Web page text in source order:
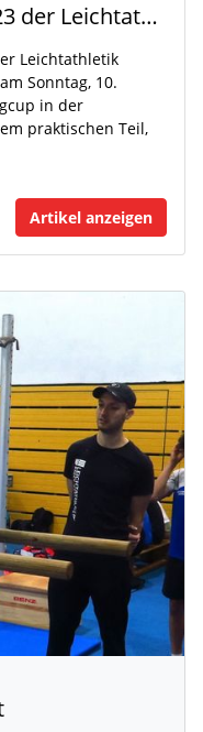
Mehrfach-Sprungcup 2023 der Leichtathletik Baden-Württemberg
Leichtathletik
Sonntag, 10.
in der
praktischen Teil,
Artikel anzeigen